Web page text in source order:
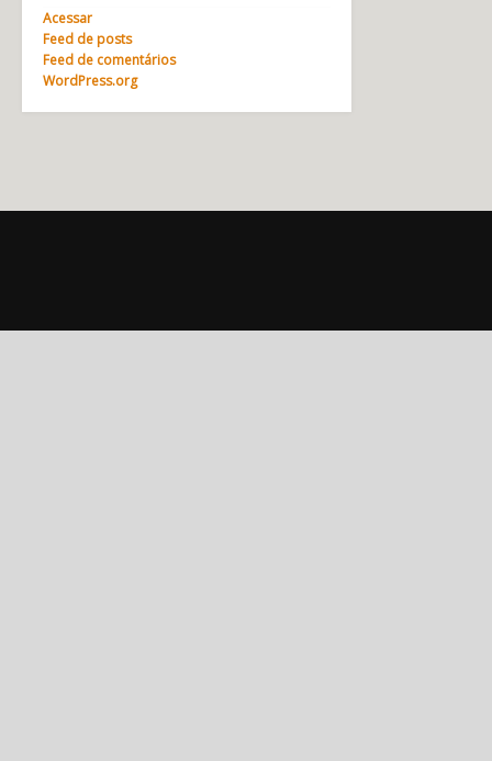
Acessar
Feed de posts
Feed de comentários
WordPress.org